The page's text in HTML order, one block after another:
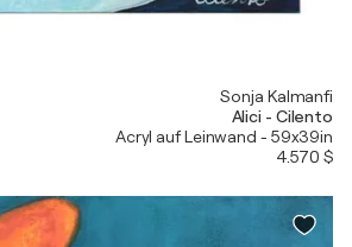
Sonja Kalmanfi
Alici - Cilento
Acryl auf Leinwand - 59x39in
4.570 $